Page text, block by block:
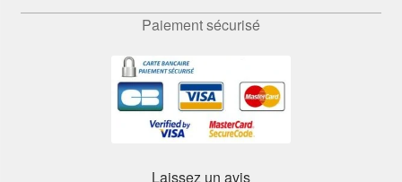
Paiement sécurisé
Laissez un avis